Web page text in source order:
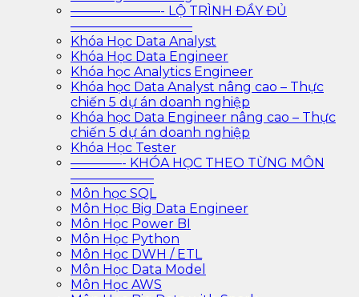
———————- LỘ TRÌNH ĐẦY ĐỦ
—————————–
Khóa Học Data Analyst
Khóa Học Data Engineer
Khóa học Analytics Engineer
Khóa học Data Analyst nâng cao – Thực
chiến 5 dự án doanh nghiệp
Khóa học Data Engineer nâng cao – Thực
chiến 5 dự án doanh nghiệp
Khóa Học Tester
————- KHÓA HỌC THEO TỪNG MÔN
——————–
Môn học SQL
Môn Học Big Data Engineer
Môn Học Power BI
Môn Học Python
Môn Học DWH / ETL
Môn Học Data Model
Môn Học AWS